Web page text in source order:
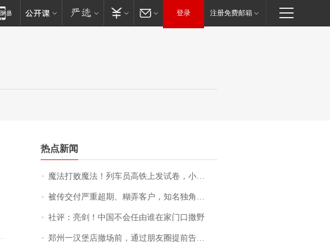
登录 注册免费邮箱
热点新闻
魔法打败魔法！列车员高铁上发试卷，小朋友一秒静音，12306回应：列车员个人行为，不是铁路规定
被传交付严重超期、糊弄客户，知名独角兽车企创始人回应：都没证据，将依法采取措施，“本人长期与美国交管局保持沟通，对方表示肯定”
社评：亮剑！中国不会任由谁在家门口撒野
郑州一汉堡店撤场前，通过朋友圈提前告知逐一退费，有顾客仅剩1元也全被退回，分文不少；顾客：言而有信，让人感动